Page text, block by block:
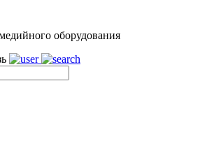
оборудования